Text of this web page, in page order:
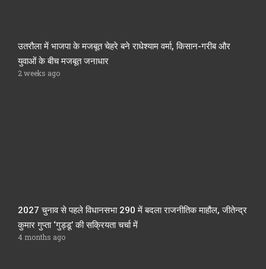
उतरौला में भाजपा के मजबूत चेहरे बने राधेश्याम वर्मा, किसान-गरीब और
युवाओं के बीच मजबूत जनाधार
2 weeks ago
2027 चुनाव से पहले विधानसभा 290 में बदला राजनीतिक माहौल, जीतेन्द्र
कुमार गुप्ता ‘गुड्डू’ की सक्रियता चर्चा में
4 months ago